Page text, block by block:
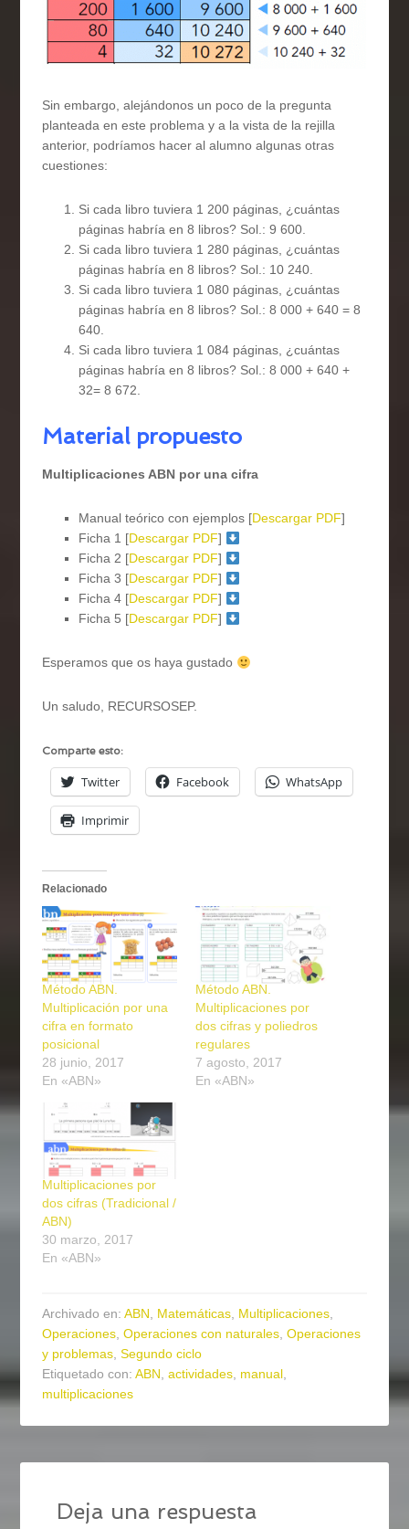
Sin embargo, alejándonos un poco de la pregunta
planteada en este problema y a la vista de la rejilla
anterior, podríamos hacer al alumno algunas otras
cuestiones:
Si cada libro tuviera 1 200 páginas, ¿cuántas
páginas habría en 8 libros? Sol.: 9 600.
Si cada libro tuviera 1 280 páginas, ¿cuántas
páginas habría en 8 libros? Sol.: 10 240.
Si cada libro tuviera 1 080 páginas, ¿cuántas
páginas habría en 8 libros? Sol.: 8 000 + 640 = 8
640.
Si cada libro tuviera 1 084 páginas, ¿cuántas
páginas habría en 8 libros? Sol.: 8 000 + 640 +
32= 8 672.
Material propuesto
Multiplicaciones ABN por una cifra
Manual teórico con ejemplos [Descargar PDF]
Ficha 1 [Descargar PDF]
Ficha 2 [Descargar PDF]
Ficha 3 [Descargar PDF]
Ficha 4 [Descargar PDF]
Ficha 5 [Descargar PDF]
Esperamos que os haya gustado
Un saludo, RECURSOSEP.
Comparte esto:
Twitter Facebook WhatsApp
Imprimir
Relacionado
Método ABN.
Multiplicación por una
cifra en formato
posicional
28 junio, 2017
En «ABN»
Método ABN.
Multiplicaciones por
dos cifras y poliedros
regulares
7 agosto, 2017
En «ABN»
Multiplicaciones por
dos cifras (Tradicional /
ABN)
30 marzo, 2017
En «ABN»
Archivado en:ABN Matemáticas Multiplicaciones
Operaciones ,Operaciones con naturales ,Operaciones
y problemas ,Segundo ciclo
Etiquetado con:ABN ,actividades manual
multiplicaciones
Deja una respuesta